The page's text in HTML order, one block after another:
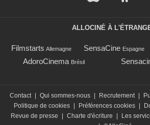
ALLOCINÉ À
Filmstarts Allemagne SensaCine Espagne
AdoroCinema Brésil
Contact | Qui sommes-nous | Recrutement |
Politique de cookies | Préférences cookies |
Revue de presse
| Charte d'écriture | Les